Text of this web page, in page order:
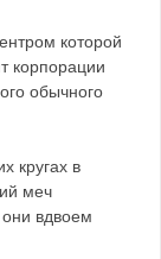
которой
корпорации
обычного
кругах в
меч
вдвоем